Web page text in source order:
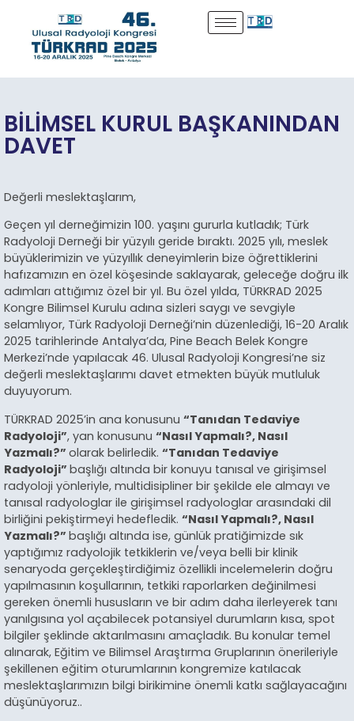
BİLİMSEL KURUL BAŞKANINDAN
DAVET
Değerli meslektaşlarım,
Geçen yıl derneğimizin 100. yaşını gururla kutladık; Türk
Radyoloji Derneği bir yüzyılı geride bıraktı. 2025 yılı, meslek
büyüklerimizin ve yüzyıllık deneyimlerin bize öğrettiklerini
hafızamızın en özel köşesinde saklayarak, geleceğe doğru ilk
adımları attığımız özel bir yıl. Bu özel yılda, TÜRKRAD 2025
Kongre Bilimsel Kurulu adına sizleri saygı ve sevgiyle
selamlıyor, Türk Radyoloji Derneği’nin düzenlediği, 16-20 Aralık
2025 tarihlerinde Antalya’da, Pine Beach Belek Kongre
Merkezi’nde yapılacak 46. Ulusal Radyoloji Kongresi’ne siz
değerli meslektaşlarımı davet etmekten büyük mutluluk
duyuyorum.
TÜRKRAD 2025’in ana konusunu “Tanıdan Tedaviye
Radyoloji”, yan konusunu “Nasıl Yapmalı?, Nasıl
Yazmalı?” olarak belirledik. “Tanıdan Tedaviye
Radyoloji” başlığı altında bir konuyu tanısal ve girişimsel
radyoloji yönleriyle, multidisipliner bir şekilde ele almayı ve
tanısal radyologlar ile girişimsel radyologlar arasındaki dil
birliğini pekiştirmeyi hedefledik. “Nasıl Yapmalı?, Nasıl
Yazmalı?” başlığı altında ise, günlük pratiğimizde sık
yaptığımız radyolojik tetkiklerin ve/veya belli bir klinik
senaryoda gerçekleştirdiğimiz özellikli incelemelerin doğru
yapılmasının koşullarının, tetkiki raporlarken değinilmesi
gereken önemli hususların ve bir adım daha ilerleyerek tanı
yanılgısına yol açabilecek potansiyel durumların kısa, spot
bilgiler şeklinde aktarılmasını amaçladık. Bu konular temel
alınarak, Eğitim ve Bilimsel Araştırma Gruplarının önerileriyle
şekillenen eğitim oturumlarının kongremize katılacak
meslektaşlarımızın bilgi birikimine önemli katkı sağlayacağını
düşünüyoruz..